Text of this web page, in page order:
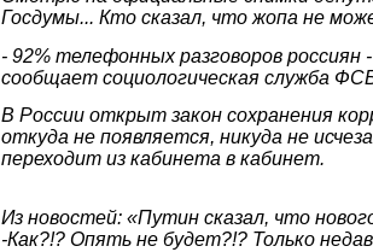
Госдумы... Кто сказал, что жопа не
- 92% телефонных разговоров россиян
сообщает социологическая служба
В России открыт закон сохранения
откуда не появляется, никуда не
переходит из кабинета в кабинет.
Из новостей: «Путин сказал, что
-Как?!? Опять не будет?!? Только